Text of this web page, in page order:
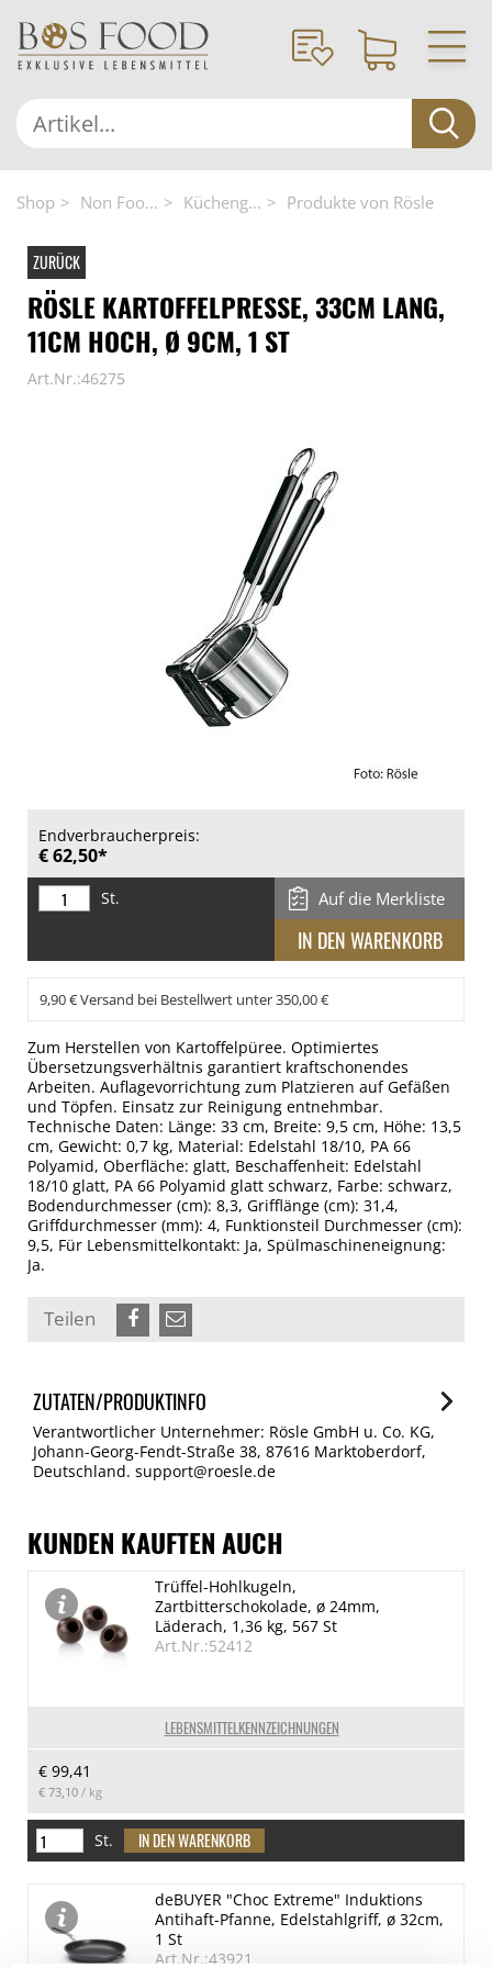
Shop Non Foo... Kücheng... Produkte von Rösle
ZURÜCK
RÖSLE KARTOFFELPRESSE, 33CM LANG,
11CM HOCH, Ø 9CM, 1 ST
Art.Nr.:46275
Endverbraucherpreis:
€ 62,50*
St. Auf die Merkliste
9,90 € Versand bei Bestellwert unter 350,00 €
Zum Herstellen von Kartoffelpüree. Optimiertes
Übersetzungsverhältnis garantiert kraftschonendes
Arbeiten. Auflagevorrichtung zum Platzieren auf Gefäßen
und Töpfen. Einsatz zur Reinigung entnehmbar.
Technische Daten: Länge: 33 cm, Breite: 9,5 cm, Höhe: 13,5
cm, Gewicht: 0,7 kg, Material: Edelstahl 18/10, PA 66
Polyamid, Oberfläche: glatt, Beschaffenheit: Edelstahl
18/10 glatt, PA 66 Polyamid glatt schwarz, Farbe: schwarz,
Bodendurchmesser (cm): 8,3, Grifflänge (cm): 31,4,
Griffdurchmesser (mm): 4, Funktionsteil Durchmesser (cm):
9,5, Für Lebensmittelkontakt: Ja, Spülmaschineneignung:
Ja.
Teilen
ZUTATEN/PRODUKTINFO
Verantwortlicher Unternehmer: Rösle GmbH u. Co. KG,
Johann-Georg-Fendt-Straße 38, 87616 Marktoberdorf,
Deutschland. support@roesle.de
KUNDEN KAUFTEN AUCH
LEBENSMITTELKENNZEICHNUNGEN
Trüffel-Hohlkugeln,
Zartbitterschokolade, ø 24mm,
Läderach, 1,36 kg, 567 St
Art.Nr.:52412
€ 99,41
€ 73,10 / kg
St.
deBUYER "Choc Extreme" Induktions
Antihaft-Pfanne, Edelstahlgriff, ø 32cm,
1 St
Art.Nr.:43921